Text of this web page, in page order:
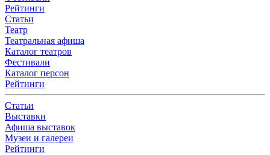
Рейтинги
Статьи
Театр
Театральная афиша
Каталог театров
Фестивали
Каталог персон
Рейтинги
Статьи
Выставки
Афиша выставок
Музеи и галереи
Рейтинги